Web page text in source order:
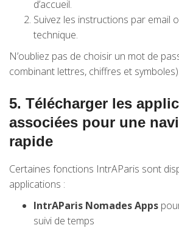
d’accueil.
Suivez les instructions par email
technique.
N’oubliez pas de choisir un mot de
combinant lettres, chiffres et symboles).
5. Télécharger les
associées pour une
rapide
Certaines fonctions IntrAParis sont
applications :
IntrAParis Nomades Apps
suivi de temps